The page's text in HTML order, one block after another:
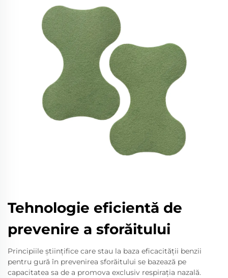
Tehnologie eficientă de
prevenire a sforăitului
Principiile științifice care stau la baza eficacității benzii
pentru gură în prevenirea sforăitului se bazează pe
capacitatea sa de a promova exclusiv respirația nazală.